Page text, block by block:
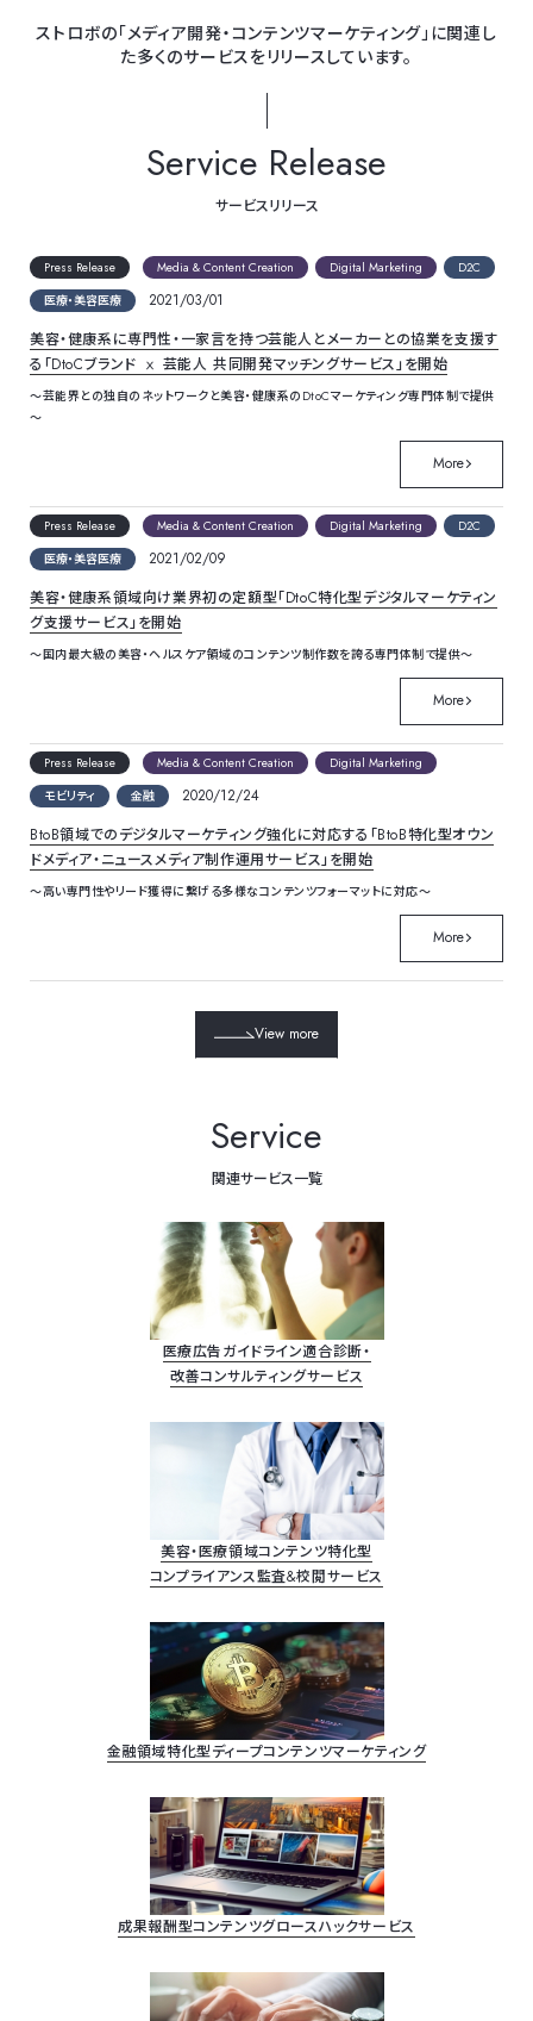
ストロボの「メディア開発・コンテンツマーケティング」に関連し
た多くのサービスをリリースしています。
Service Release
サービスリリース
Press Release Media & Content Creation Digital Marketing
D2C
医療・美容医療
2021/03/01
美容・健康系に専門性・一家言を持つ芸能人とメーカーとの協業を支援す
る「DtoCブランド ⅹ 芸能人 共同開発マッチングサービス」を開始
～芸能界との独自のネットワークと美容・健康系のDtoCマーケティング専門体制で提供
～
More
Press Release Media & Content Creation Digital Marketing
D2C
医療・美容医療
2021/02/09
美容・健康系領域向け業界初の定額型「DtoC特化型デジタルマーケティン
グ支援サービス」を開始
～国内最大級の美容・ヘルスケア領域のコンテンツ制作数を誇る専門体制で提供～
More
Press Release Media & Content Creation
Digital Marketing
モビリティ
金融
2020/12/24
BtoB領域でのデジタルマーケティング強化に対応する「BtoB特化型オウン
ドメディア・ニュースメディア制作運用サービス」を開始
～高い専門性やリード獲得に繋げる多様なコンテンツフォーマットに対応～
More
View more
Service
関連サービス一覧
医療広告ガイドライン適合診断・
改善コンサルティングサービス
美容・医療領域コンテンツ特化型
コンプライアンス監査&校閲サービス
金融領域特化型ディープコンテンツマーケティング
成果報酬型コンテンツグロースハックサービス